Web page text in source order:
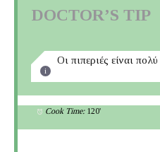
DOCTOR’S TIP
Οι πιπεριές είναι
Cook Time: 120'